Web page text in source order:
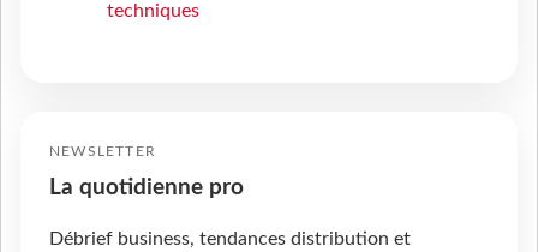
techniques
NEWSLETTER
La quotidienne pro
Débrief business, tendances distribution et